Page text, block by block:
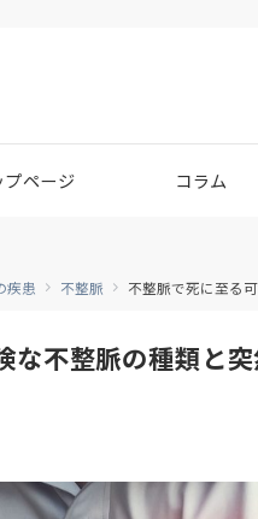
プページ コラム
疾患 不整脈 不整脈で死に至る
不整脈の種類と